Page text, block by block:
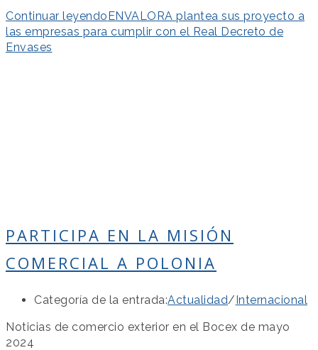
Continuar leyendoENVALORA plantea sus proyecto a
las empresas para cumplir con el Real Decreto de
Envases
PARTICIPA EN LA MISIÓN
COMERCIAL A POLONIA
Categoría de la entrada:Actualidad/Internacional
Noticias de comercio exterior en el Bocex de mayo
2024